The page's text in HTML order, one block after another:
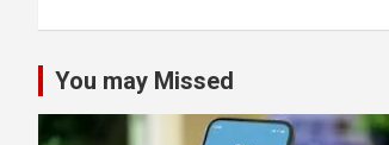
You may Missed